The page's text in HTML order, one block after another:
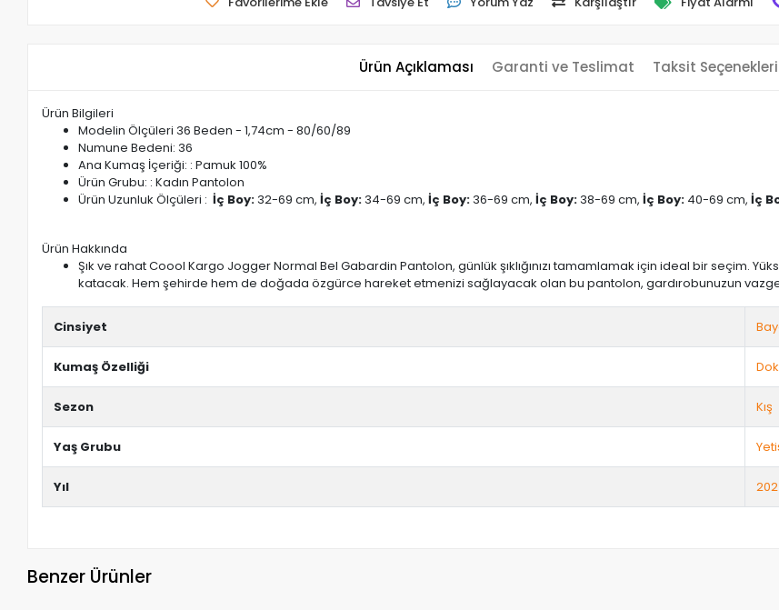
Ürün Açıklaması Garanti ve Teslimat Taksit Seçenekleri
Ürün Bilgileri
Modelin Ölçüleri 36 Beden - 1,74cm - 80/60/89
Numune Bedeni: 36
Ana Kumaş İçeriği: : Pamuk 100%
Ürün Grubu: : Kadın Pantolon
Ürün Uzunluk Ölçüleri :İç Boy:32-69 cm, İç Boy:34-69 cm, İç Boy:36-69 cm, İç Boy:38-69 cm, İç Boy: 40-69 cm, İç
Ürün Hakkında
Şık ve rahat Coool Kargo Jogger Normal Bel Gabardin Pantolon, günlük şıklığınızı tamamlamak için ideal bir seçim.
katacak. Hem şehirde hem de doğada özgürce hareket etmenizi sağlayacak olan bu pantolon, gardırobunuzun
Cinsiyet
Kumaş Özelliği
Sezon Kış
Yaş Grubu
Yıl
Benzer Ürünler